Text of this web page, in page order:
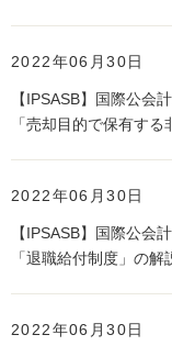
2022年06月30日
【IPSASB】国際公会
「売却目的で保有す
2022年06月30日
【IPSASB】国際公会
「退職給付制度」の解
2022年06月30日